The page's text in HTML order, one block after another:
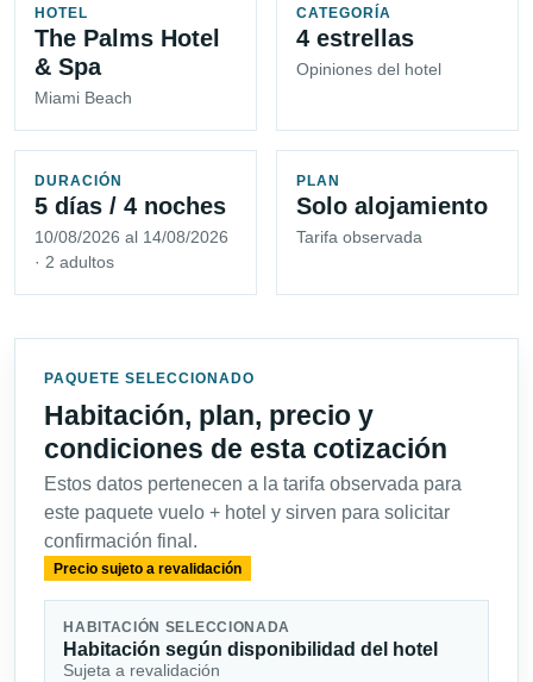
HOTEL
The Palms Hotel
& Spa
Miami Beach
CATEGORÍA
4 estrellas
Opiniones del hotel
DURACIÓN
5 días / 4 noches
10/08/2026 al 14/08/2026
· 2 adultos
PLAN
Solo alojamiento
Tarifa observada
PAQUETE SELECCIONADO
Habitación, plan, precio y
condiciones de esta cotización
Estos datos pertenecen a la tarifa observada para
este paquete vuelo + hotel y sirven para solicitar
confirmación final.
Precio sujeto a revalidación
HABITACIÓN SELECCIONADA
Habitación según disponibilidad del hotel
Sujeta a revalidación